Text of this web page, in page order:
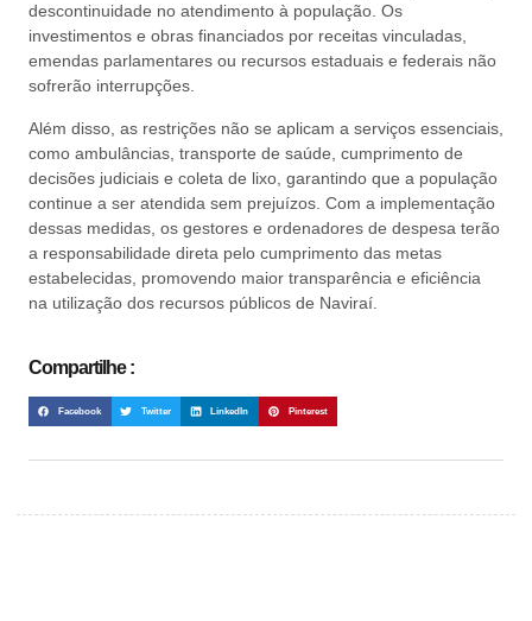
descontinuidade no atendimento à população. Os
investimentos e obras financiados por receitas vinculadas,
emendas parlamentares ou recursos estaduais e federais não
sofrerão interrupções.
Além disso, as restrições não se aplicam a serviços essenciais,
como ambulâncias, transporte de saúde, cumprimento de
decisões judiciais e coleta de lixo, garantindo que a população
continue a ser atendida sem prejuízos. Com a implementação
dessas medidas, os gestores e ordenadores de despesa terão
a responsabilidade direta pelo cumprimento das metas
estabelecidas, promovendo maior transparência e eficiência
na utilização dos recursos públicos de Naviraí.
Compartilhe :
Facebook Twitter LinkedIn Pinterest